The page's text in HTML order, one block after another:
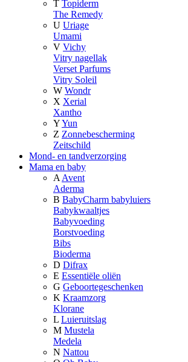
T Topiderm
The Remedy
U Uriage
Umami
V Vichy
Vitry nagellak
Verset Parfums
Vitry Soleil
W Wondr
X Xerial
Xantho
YYun
Z Zonnebescherming
Zeitschild
Mond- en tandverzorging
Mama en baby
A Avent
Aderma
B BabyCharm babyluiers
Babykwaaltjes
Babyvoeding
Borstvoeding
Bibs
Bioderma
D Difrax
E Essentiële oliën
G Geboortegeschenken
K Kraamzorg
Klorane
L Luieruitslag
M Mustela
Medela
N Nattou